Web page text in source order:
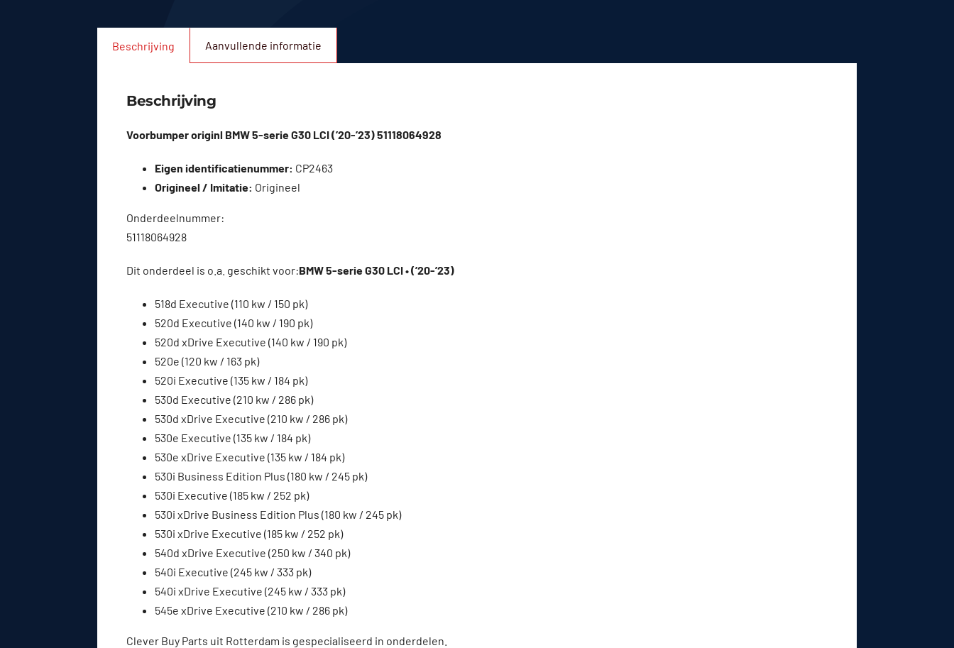
Beschrijving Aanvullende informatie
Beschrijving
Voorbumper originl BMW 5-serie G30 LCI (’20-’23) 51118064928
Eigen identificatienummer: CP2463
Origineel / Imitatie: Origineel
Onderdeelnummer:
51118064928
Dit onderdeel is o.a. geschikt voor:BMW 5-serie G30 LCI • (’20-’23)
518d Executive (110 kw / 150 pk)
520d Executive (140 kw / 190 pk)
520d xDrive Executive (140 kw / 190 pk)
520e (120 kw / 163 pk)
520i Executive (135 kw / 184 pk)
530d Executive (210 kw / 286 pk)
530d xDrive Executive (210 kw / 286 pk)
530e Executive (135 kw / 184 pk)
530e xDrive Executive (135 kw / 184 pk)
530i Business Edition Plus (180 kw / 245 pk)
530i Executive (185 kw / 252 pk)
530i xDrive Business Edition Plus (180 kw / 245 pk)
530i xDrive Executive (185 kw / 252 pk)
540d xDrive Executive (250 kw / 340 pk)
540i Executive (245 kw / 333 pk)
540i xDrive Executive (245 kw / 333 pk)
545e xDrive Executive (210 kw / 286 pk)
Clever Buy Parts uit Rotterdam is gespecialiseerd in onderdelen.